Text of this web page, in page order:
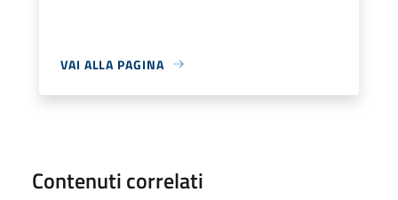
VAI ALLA PAGINA
Contenuti correlati